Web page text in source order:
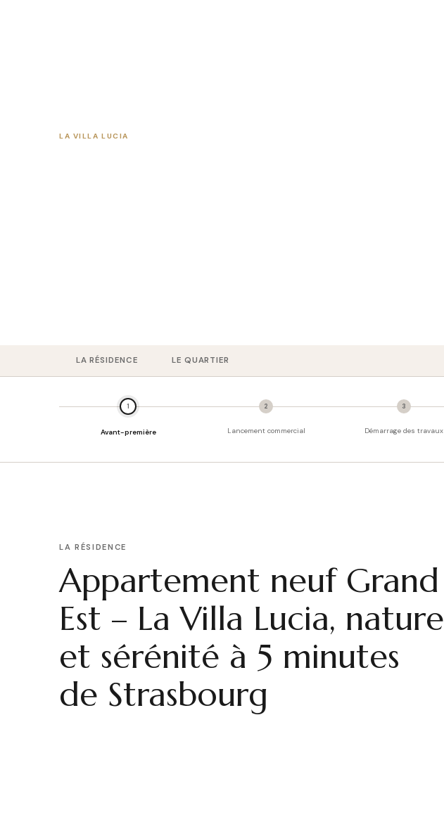
LA VILLA LUCIA
LA RÉSIDENCE LE QUARTIER
1
Avant-première
2
Lancement commercial
3
Démarrage des travaux
LA RÉSIDENCE
Appartement neuf Grand
Est – La Villa Lucia, nature
et sérénité à 5 minutes
de Strasbourg